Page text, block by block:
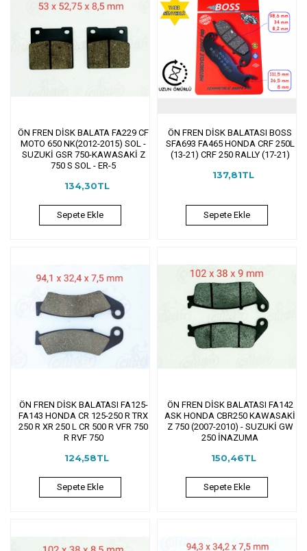
ÖN FREN DİSK BALATA FA229 CF
MOTO 650 NK(2012-2015) SOL -
SUZUKİ GSR 750-KAWASAKİ Z
750 S SOL - ER-5
134,30TL
Sepete Ekle
ÖN FREN DİSK BALATASI BOSS
SFA693 FA465 HONDA CRF 250L
(13-21) CRF 250 RALLY (17-21)
137,81TL
Sepete Ekle
ÖN FREN DİSK BALATASI FA125-
FA143 HONDA CR 125-250 R TRX
250 R XR 250 L CR 500 R VFR 750
R RVF 750
124,58TL
Sepete Ekle
ÖN FREN DİSK BALATASI FA142
ASK HONDA CBR250 KAWASAKİ
Z 750 (2007-2010) - SUZUKİ GW
250 İNAZUMA
150,46TL
Sepete Ekle